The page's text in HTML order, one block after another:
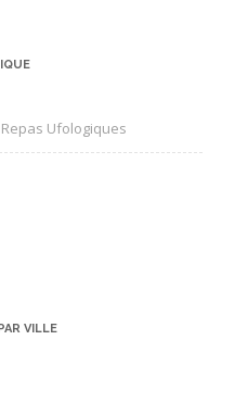
Ufologiques
VILLE